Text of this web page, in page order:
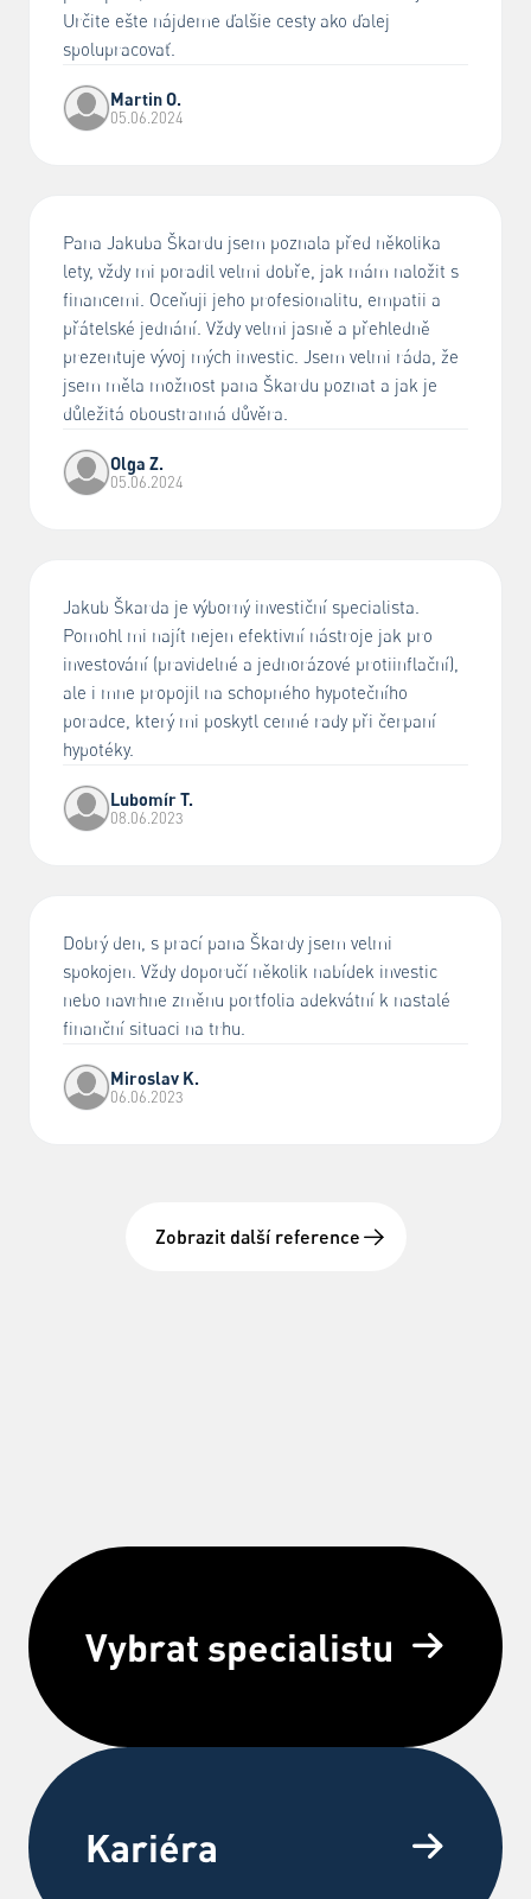
Určite ešte nájdeme ďalšie cesty ako ďalej
spolupracovať.
Martin O.
05.06.2024
Pana Jakuba Škardu jsem poznala před několika
lety, vždy mi poradil velmi dobře, jak mám naložit s
financemi. Oceňuji jeho profesionalitu, empatii a
přátelské jednání. Vždy velmi jasně a přehledně
prezentuje vývoj mých investic. Jsem velmi ráda, že
jsem měla možnost pana Škardu poznat a jak je
důležitá oboustranná důvěra.
Olga Z.
05.06.2024
Jakub Škarda je výborný investiční specialista.
Pomohl mi najít nejen efektivní nástroje jak pro
investování (pravidelné a jednorázové protiinflační),
ale i mne propojil na schopného hypotečního
poradce, který mi poskytl cenné rady při čerpaní
hypotéky.
Lubomír T.
08.06.2023
Dobrý den, s prací pana Škardy jsem velmi
spokojen. Vždy doporučí několik nabídek investic
nebo navrhne změnu portfolia adekvátní k nastalé
finanční situaci na trhu.
Miroslav K.
06.06.2023
Zobrazit další reference
Vybrat specialistu
Kariéra